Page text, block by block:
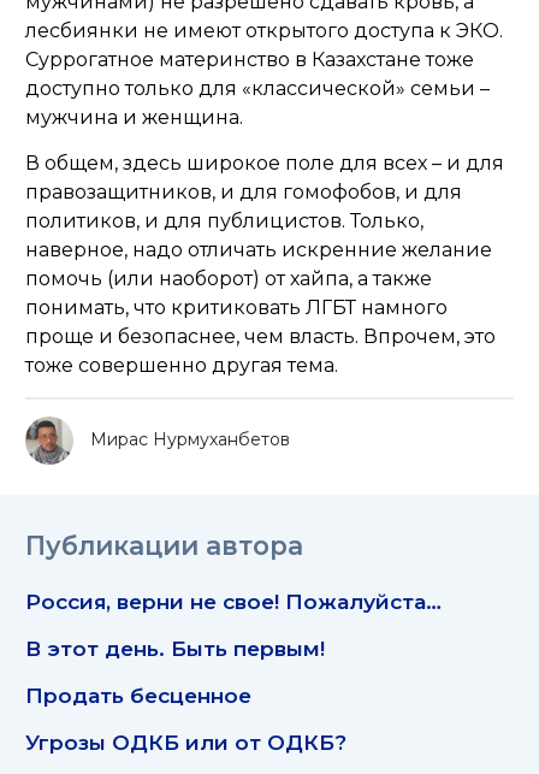
лесбиянки не имеют открытого доступа к ЭКО.
Суррогатное материнство в Казахстане тоже
доступно только для «классической» семьи –
мужчина и женщина.
В общем, здесь широкое поле для всех – и для
правозащитников, и для гомофобов, и для
политиков, и для публицистов. Только,
наверное, надо отличать искренние желание
помочь (или наоборот) от хайпа, а также
понимать, что критиковать ЛГБТ намного
проще и безопаснее, чем власть. Впрочем, это
тоже совершенно другая тема.
Мирас Нурмуханбетов
Публикации автора
Россия, верни не свое! Пожалуйста…
В этот день. Быть первым!
Продать бесценное
Угрозы ОДКБ или от ОДКБ?